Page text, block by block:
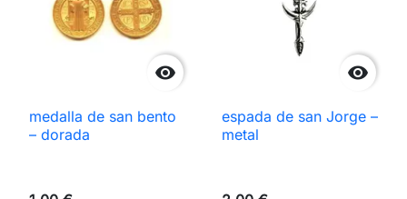

medalla de san bento
– dorada

espada de san Jorge –
metal